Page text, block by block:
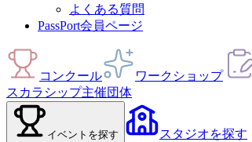
よくある質問
PassPort会員ページ
コンクール ワークショップ
スカラシップ主催団体
イベント を探す スタジオを探す